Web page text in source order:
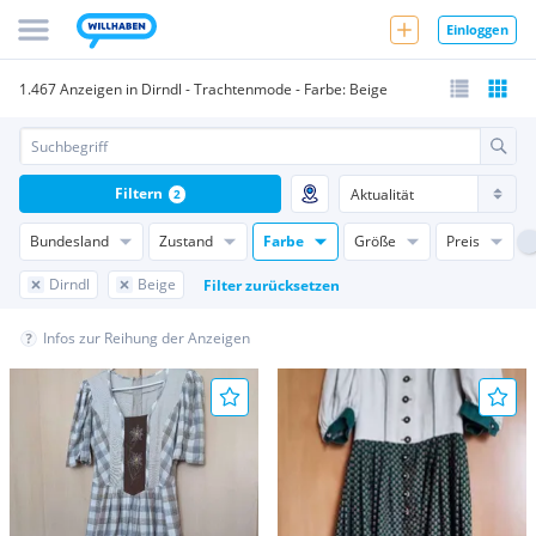
Einloggen
1.467 Anzeigen in Dirndl - Trachtenmode - Farbe: Beige
Bundesland Zustand Farbe Größe Preis
Dirndl Beige Filter zurücksetzen
Filtern 2
Infos zur Reihung der Anzeigen